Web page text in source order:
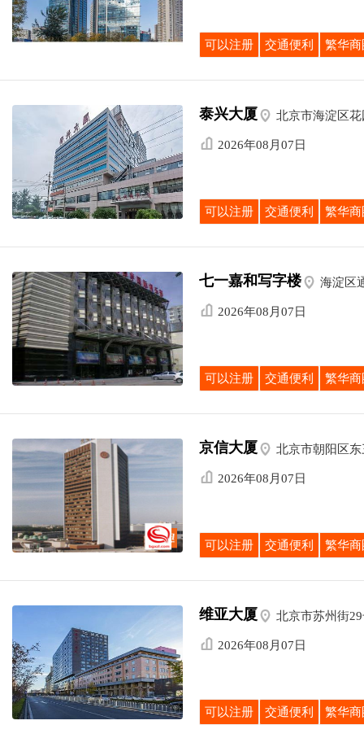
可以注册 交通便利 繁华商
泰兴大厦  北京市海淀区
 2026年08月07日
可以注册 交通便利 繁华商
七一嘉和写字楼 海淀区
 2026年08月07日
可以注册 交通便利 繁华商
京信大厦  北京市朝阳区
 2026年08月07日
可以注册 交通便利 繁华商
维亚大厦  北京市苏州街
 2026年08月07日
可以注册 交通便利 繁华商